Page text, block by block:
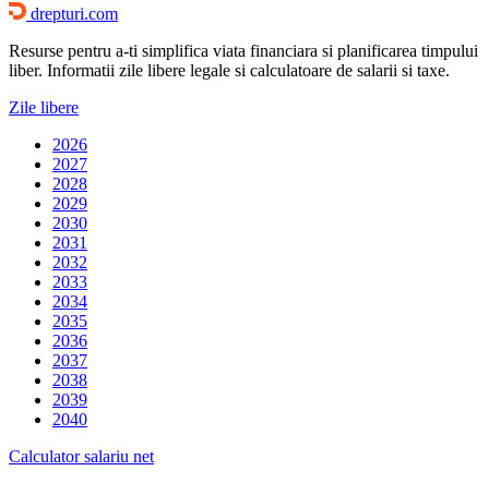
drepturi.com
Resurse pentru a-ti simplifica viata financiara si planificarea timpului
liber. Informatii zile libere legale si calculatoare de salarii si taxe.
Zile libere
2026
2027
2028
2029
2030
2031
2032
2033
2034
2035
2036
2037
2038
2039
2040
Calculator salariu net